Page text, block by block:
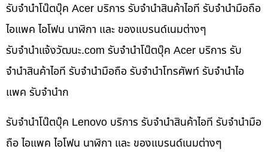
รับจำนำโน๊ตบุ๊ค Acer บริการ รับจำนำสินค้าไอที รับจำนำมือถือ
ไอแพค ไอโฟน นาฬิกา และ ของแบรนด์เนมต่างๆ
รับจํานําแจ้งวัฒนะ.com รับจำนำโน๊ตบุ๊ค Acer บริการ รับ
จำนำสินค้าไอที รับจำนำมือถือ รับจำนำโทรศัพท์ รับจำนำไอ
แพค รับจำนำก
รับจำนำโน๊ตบุ๊ค Lenovo บริการ รับจำนำสินค้าไอที รับจำนำมือ
ถือ ไอแพค ไอโฟน นาฬิกา และ ของแบรนด์เนมต่างๆ